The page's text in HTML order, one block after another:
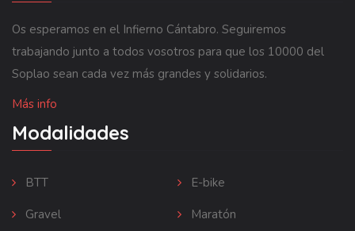
Os esperamos en el Infierno Cántabro. Seguiremos
trabajando junto a todos vosotros para que los 10000 del
Soplao sean cada vez más grandes y solidarios.
Más info
Modalidades
BTT
E-bike
Gravel
Maratón